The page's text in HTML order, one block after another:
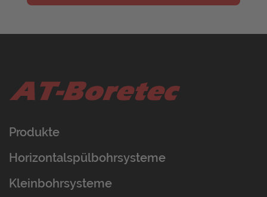
Produkte
Horizontalspülbohrsysteme
Kleinbohrsysteme